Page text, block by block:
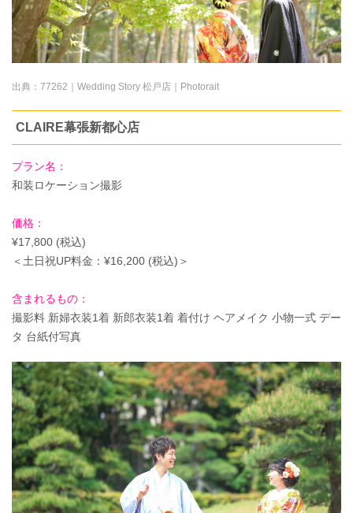
出典： 77262｜Wedding Story 松戸店｜Photorait
CLAIRE幕張新都心店
プラン名：
和装ロケーション撮影
価格：
¥17,800 (税込)
＜土日祝UP料金：¥16,200 (税込)＞
含まれるもの：
撮影料 新婦衣装1着 新郎衣装1着 着付け ヘアメイク 小物一式 デー
タ 台紙付写真